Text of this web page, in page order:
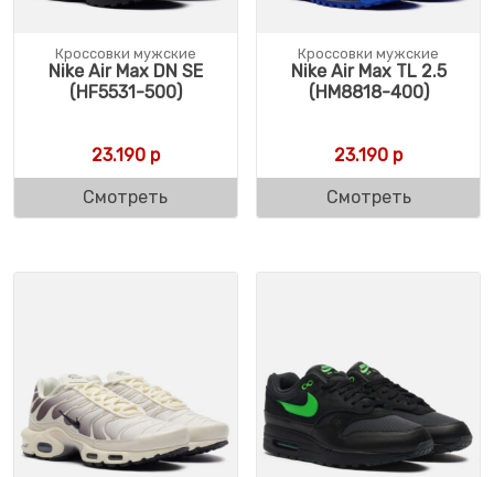
Кроссовки мужские
Nike Air Max DN SE
(HF5531-500)
23.190р
Смотреть
Кроссовки мужские
Nike Air Max TL 2.5
(HM8818-400)
23.190 р
Смотреть